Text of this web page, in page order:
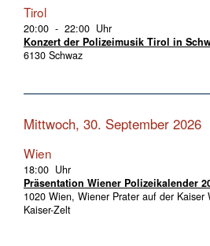
Tirol
20:00 - 22:00 Uhr
Konzert der Polizeimusik Tirol in
6130 Schwaz
Mittwoch, 30. September 2026
Wien
18:00 Uhr
Präsentation Wiener Polizeikalender
1020 Wien, Wiener Prater auf der Kaiser
Kaiser-Zelt